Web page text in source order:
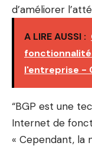
d’améliorer
A LIRE AUSSI :
l'entreprise -
“BGP est une
Internet de
« Cependant, la